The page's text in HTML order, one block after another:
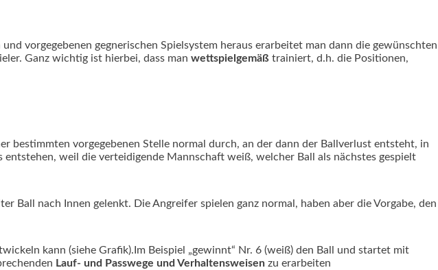
vorgegebenen gegnerischen Spielsystem heraus erarbeitet man dann die gewünschten
Ganz wichtig ist hierbei, dass man wettspielgemäß trainiert, d.h. die Positionen,
bestimmten vorgegebenen Stelle normal durch, an der dann der Ballverlust entsteht, in
weil die verteidigende Mannschaft weiß, welcher Ball als nächstes gespielt
nach Innen gelenkt. Die Angreifer spielen ganz normal, haben aber die Vorgabe, den
kann (siehe Grafik).Im Beispiel „gewinnt“ Nr. 6 (weiß) den Ball und startet mit
Lauf- und Passwege und Verhaltensweisen zu erarbeiten